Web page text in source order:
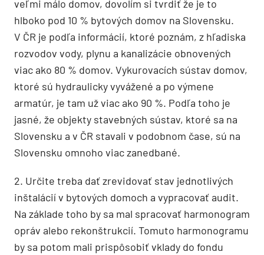
veľmi málo domov, dovolím si tvrdiť že je to
hlboko pod 10 % bytových domov na Slovensku.
V ČR je podľa informácií, ktoré poznám, z hľadiska
rozvodov vody, plynu a kanalizácie obnovených
viac ako 80 % domov. Vykurovacích sústav domov,
ktoré sú hydraulicky vyvážené a po výmene
armatúr, je tam už viac ako 90 %. Podľa toho je
jasné, že objekty stavebných sústav, ktoré sa na
Slovensku a v ČR stavali v podobnom čase, sú na
Slovensku omnoho viac zanedbané.
2. Určite treba dať zrevidovať stav jednotlivých
inštalácií v bytových domoch a vypracovať audit.
Na základe toho by sa mal spracovať harmonogram
opráv alebo rekonštrukcií. Tomuto harmonogramu
by sa potom mali prispôsobiť vklady do fondu